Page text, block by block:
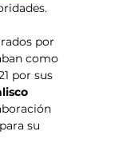
por
como
por sus
su